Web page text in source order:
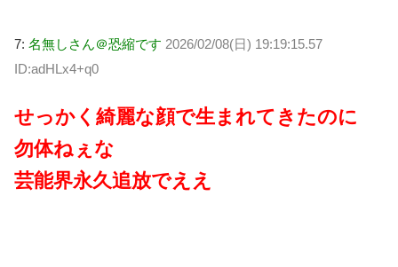
7: 名無しさん＠恐縮です 2026/02/08(日) 19:19:15.57
ID:adHLx4+q0
せっかく綺麗な顔で生まれてきたのに
勿体ねぇな
芸能界永久追放でええ